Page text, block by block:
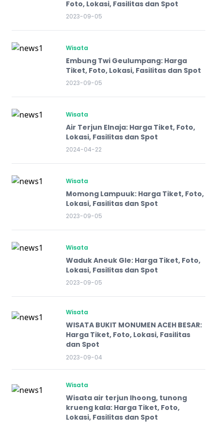
Foto, Lokasi, Fasilitas dan Spot
2023-09-05
Wisata
Embung Twi Geulumpang: Harga
Tiket, Foto, Lokasi, Fasilitas dan Spot
2023-09-05
Wisata
Air Terjun Elnaja: Harga Tiket, Foto,
Lokasi, Fasilitas dan Spot
2024-04-22
Wisata
Momong Lampuuk: Harga Tiket, Foto,
Lokasi, Fasilitas dan Spot
2023-09-05
Wisata
Waduk Aneuk Gle: Harga Tiket, Foto,
Lokasi, Fasilitas dan Spot
2023-09-05
Wisata
WISATA BUKIT MONUMEN ACEH BESAR:
Harga Tiket, Foto, Lokasi, Fasilitas
dan Spot
2023-09-04
Wisata
Wisata air terjun lhoong, tunong
krueng kala: Harga Tiket, Foto,
Lokasi, Fasilitas dan Spot